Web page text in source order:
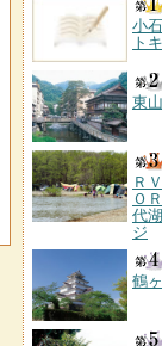
小
ト
東
Ｒ
Ｏ
代
ジ
鶴